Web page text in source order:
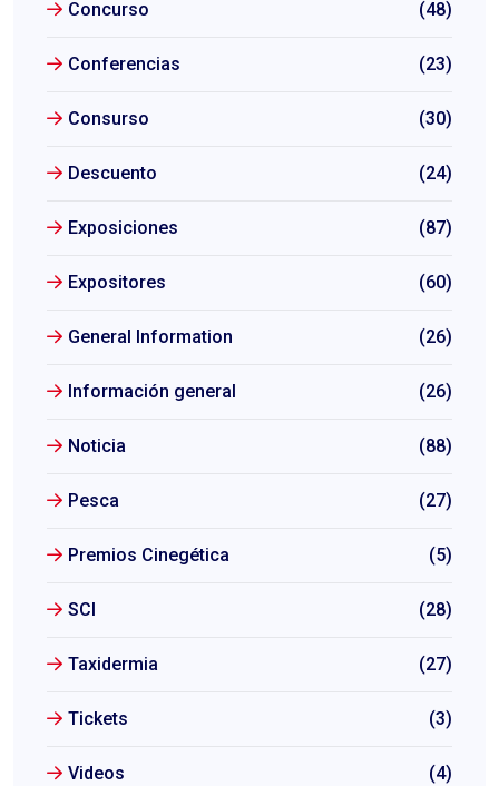
Concurso (48)
Conferencias (23)
Consurso (30)
Descuento (24)
Exposiciones (87)
Expositores (60)
General Information (26)
Información general (26)
Noticia (88)
Pesca (27)
Premios Cinegética (5)
SCI (28)
Taxidermia (27)
Tickets (3)
Videos (4)